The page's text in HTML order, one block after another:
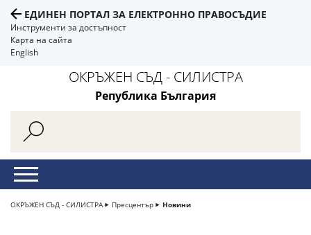
ЕДИНЕН ПОРТАЛ ЗА ЕЛЕКТРОННО ПРАВОСЪДИЕ
Инструменти за достъпност
Карта на сайта
English
ОКРЪЖЕН СЪД - СИЛИСТРА
Република България
ОКРЪЖЕН СЪД - СИЛИСТРА Пресцентър Новини